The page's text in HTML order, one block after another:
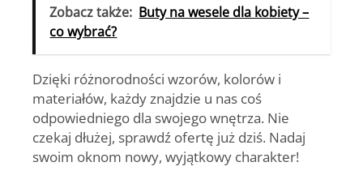
Zobacz także: Buty na wesele dla kobiety –
co wybrać?
Dzięki różnorodności wzorów, kolorów i
materiałów, każdy znajdzie u nas coś
odpowiedniego dla swojego wnętrza. Nie
czekaj dłużej, sprawdź ofertę już dziś. Nadaj
swoim oknom nowy, wyjątkowy charakter!